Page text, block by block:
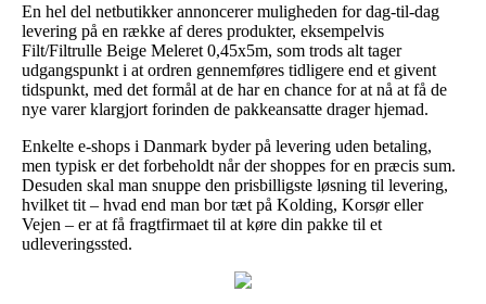
En hel del netbutikker annoncerer muligheden for dag-til-dag
levering på en række af deres produkter, eksempelvis
Filt/Filtrulle Beige Meleret 0,45x5m, som trods alt tager
udgangspunkt i at ordren gennemføres tidligere end et givent
tidspunkt, med det formål at de har en chance for at nå at få de
nye varer klargjort forinden de pakkeansatte drager hjemad.
Enkelte e-shops i Danmark byder på levering uden betaling,
men typisk er det forbeholdt når der shoppes for en præcis sum.
Desuden skal man snuppe den prisbilligste løsning til levering,
hvilket tit – hvad end man bor tæt på Kolding, Korsør eller
Vejen – er at få fragtfirmaet til at køre din pakke til et
udleveringssted.